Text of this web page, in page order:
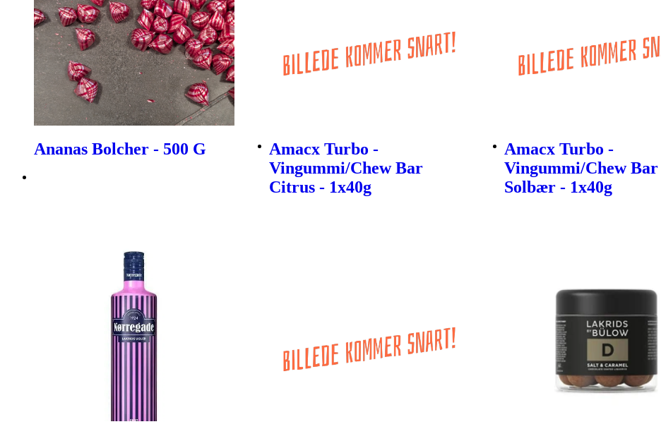
Ananas Bolcher - 500 G
Amacx Turbo -
Vingummi/Chew Bar
Citrus - 1x40g
Amacx Turbo -
Vingummi/Chew Bar
Solbær - 1x40g